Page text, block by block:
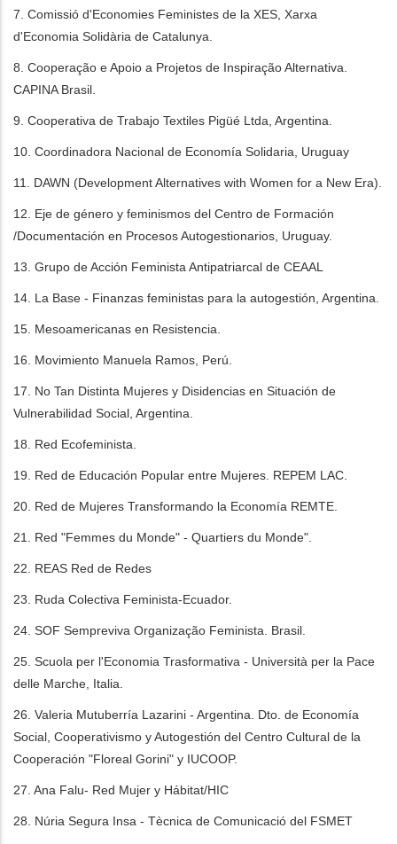
7. Comissió d'Economies Feministes de la XES, Xarxa
d'Economia Solidària de Catalunya.
8. Cooperação e Apoio a Projetos de Inspiração Alternativa.
CAPINA Brasil.
9. Cooperativa de Trabajo Textiles Pigüé Ltda, Argentina.
10. Coordinadora Nacional de Economía Solidaria, Uruguay
11. DAWN (Development Alternatives with Women for a New Era).
12. Eje de género y feminismos del Centro de Formación
/Documentación en Procesos Autogestionarios, Uruguay.
13. Grupo de Acción Feminista Antipatriarcal de CEAAL
14. La Base - Finanzas feministas para la autogestión, Argentina.
15. Mesoamericanas en Resistencia.
16. Movimiento Manuela Ramos, Perú.
17. No Tan Distinta Mujeres y Disidencias en Situación de
Vulnerabilidad Social, Argentina.
18. Red Ecofeminista.
19. Red de Educación Popular entre Mujeres. REPEM LAC.
20. Red de Mujeres Transformando la Economía REMTE.
21. Red "Femmes du Monde" - Quartiers du Monde".
22. REAS Red de Redes
23. Ruda Colectiva Feminista-Ecuador.
24. SOF Sempreviva Organização Feminista. Brasil.
25. Scuola per l'Economia Trasformativa - Università per la Pace
delle Marche, Italia.
26. Valeria Mutuberría Lazarini - Argentina. Dto. de Economía
Social, Cooperativismo y Autogestión del Centro Cultural de la
Cooperación "Floreal Gorini" y IUCOOP.
27. Ana Falu- Red Mujer y Hábitat/HIC
28. Núria Segura Insa - Tècnica de Comunicació del FSMET